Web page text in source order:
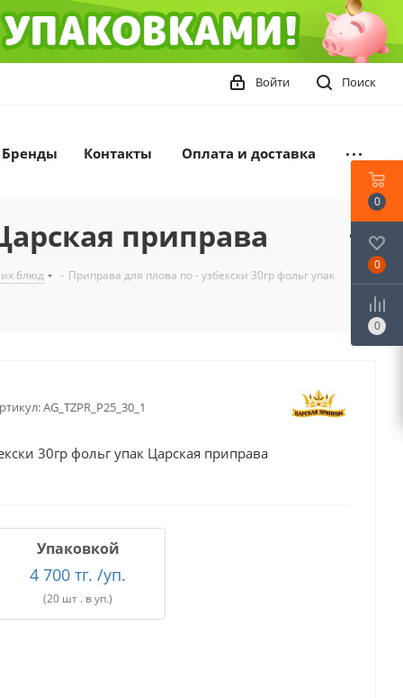
Поиск
Войти
Бренды Контакты Оплата и доставка
приправа
блюд - Приправа для плова по - узбекски 30гр фольг упак
AG_TZPR_P25_30_1
30гр фольг упак Царская приправа
Упаковкой
4 700 тг. /уп.
(20 шт . в уп.)
0
0
0